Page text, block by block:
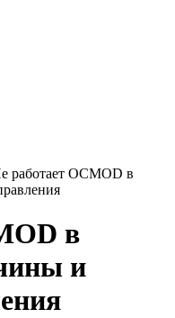
работает OCMOD в
в
и